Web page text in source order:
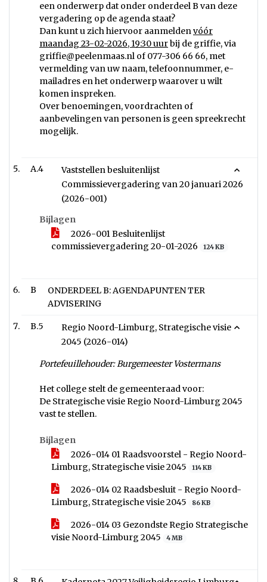
een onderwerp dat onder onderdeel B van deze
vergadering op de agenda staat?
Dan kunt u zich hiervoor aanmeldenvóór
maandag 23-02-2026, 19:30 uurbij de griffie, via
griffie@peelenmaas.nl of 077-306 66 66, met
vermelding van uw naam, telefoonnummer, e-
mailadres en het onderwerp waarover u wilt
komen inspreken.
Over benoemingen, voordrachten of
aanbevelingen van personen is geen spreekrecht
mogelijk.
A.4
Vaststellen besluitenlijst
Commissievergadering van 20 januari 2026
(2026-001)
Bijlagen
2026-001 Besluitenlijst
commissievergadering 20-01-2026
124 KB
B
ONDERDEEL B: AGENDAPUNTEN TER
ADVISERING
B.5
Regio Noord-Limburg, Strategische visie
2045 (2026-014)
Portefeuillehouder: Burgemeester Vostermans
Het college stelt de gemeenteraad voor:
De Strategische visie Regio Noord-Limburg 2045
vast te stellen.
Bijlagen
2026-014 01 Raadsvoorstel - Regio Noord-
Limburg, Strategische visie 2045
114 KB
2026-014 02 Raadsbesluit - Regio Noord-
Limburg, Strategische visie 2045
86 KB
2026-014 03 Gezondste Regio Strategische
visie Noord-Limburg 2045
4 MB